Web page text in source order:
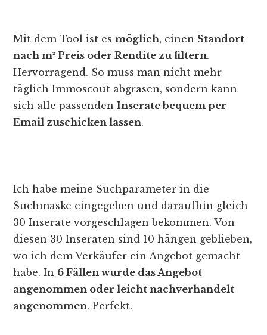
Mit dem Tool ist esmöglich, einen Standort
nach m² Preis oder Rendite zu filtern.
Hervorragend. So muss man nicht mehr
täglich Immoscout abgrasen, sondern kann
sich alle passendenInserate bequem per
Email zuschicken lassen.
Ich habe meine Suchparameter in die
Suchmaske eingegeben und daraufhin gleich
30 Inserate vorgeschlagen bekommen. Von
diesen 30 Inseraten sind 10 hängen geblieben,
wo ich dem Verkäufer ein Angebot gemacht
habe. In 6 Fällen wurde das Angebot
angenommen oder leicht nachverhandelt
angenommen. Perfekt.